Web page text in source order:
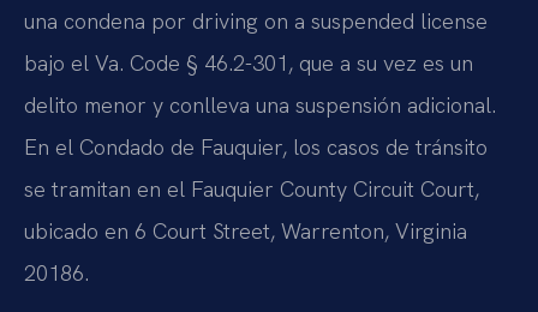
una condena por driving on a suspended license
bajo el Va. Code § 46.2-301, que a su vez es un
delito menor y conlleva una suspensión adicional.
En el Condado de Fauquier, los casos de tránsito
se tramitan en el Fauquier County Circuit Court,
ubicado en 6 Court Street, Warrenton, Virginia
20186.